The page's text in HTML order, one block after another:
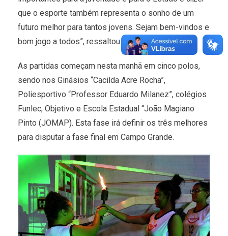
que o esporte também representa o sonho de um
futuro melhor para tantos jovens. Sejam bem-vindos e
bom jogo a todos”, ressaltou.
As partidas começam nesta manhã em cinco polos,
sendo nos Ginásios “Cacilda Acre Rocha”,
Poliesportivo “Professor Eduardo Milanez”, colégios
Funlec, Objetivo e Escola Estadual “João Magiano
Pinto (JOMAP). Esta fase irá definir os três melhores
para disputar a fase final em Campo Grande.